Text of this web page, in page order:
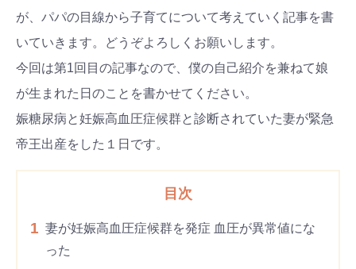
が、パパの目線から子育てについて考えていく記事を書
いていきます。どうぞよろしくお願いします。
今回は第1回目の記事なので、僕の自己紹介を兼ねて娘
が生まれた日のことを書かせてください。
娠糖尿病と妊娠高血圧症候群と診断されていた妻が緊急
帝王出産をした１日です。
目次
1 妻が妊娠高血圧症候群を発症 血圧が異常値にな
った